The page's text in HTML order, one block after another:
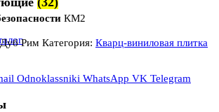
КМ2
Рим Категория: Кварц-виниловая плитка
Odnoklassniki WhatsApp VK Telegram